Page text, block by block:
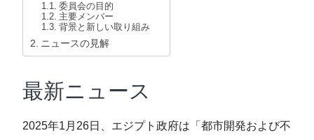
委員会の目的
主要メンバー
背景と新しい取り組み
ニュースの見解
最新ニュース
2025年1月26日、エジプト政府は「都市開発および不